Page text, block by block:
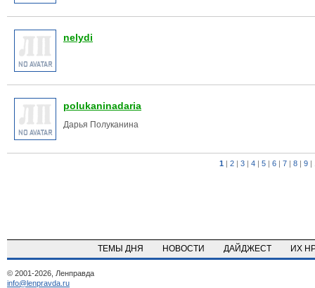
nelydi
polukaninadaria
Дарья Полуканина
1 | 2| 3| 4| 5| 6| 7| 8| 9|
ТЕМЫ ДНЯ НОВОСТИ ДАЙДЖЕСТ ИХ
© 2001-2026, Ленправда
info@lenpravda.ru